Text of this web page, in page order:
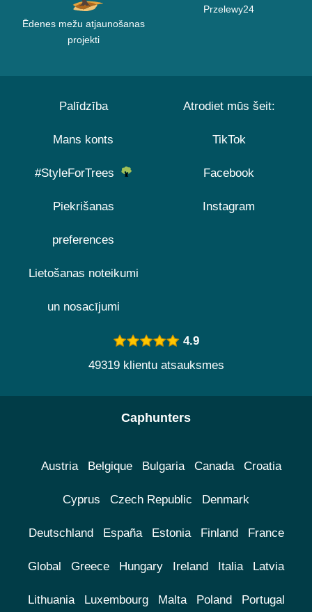
Ēdenes mežu atjaunošanas
projekti
Przelewy24
Palīdzība
Mans konts
#StyleForTrees
Piekrišanas
preferences
Lietošanas noteikumi
un nosacījumi
Atrodiet mūs šeit:
TikTok
Facebook
Instagram
4.9
49319 klientu atsauksmes
Caphunters
Austria Belgique Bulgaria Canada Croatia
Cyprus Czech Republic Denmark
Deutschland España Estonia Finland France
Global Greece Hungary Ireland Italia Latvia
Lithuania Luxembourg Malta Poland Portugal